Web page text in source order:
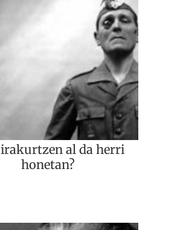
al da herri
honetan?